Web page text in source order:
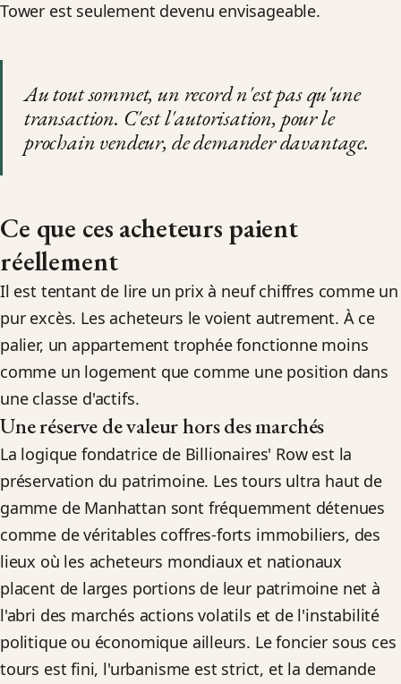
Tower est seulement devenu envisageable.
Au tout sommet, un record n'est pas qu'une
transaction. C'est l'autorisation, pour le
prochain vendeur, de demander davantage.
Ce que ces acheteurs paient
réellement
Il est tentant de lire un prix à neuf chiffres comme un
pur excès. Les acheteurs le voient autrement. À ce
palier, un appartement trophée fonctionne moins
comme un logement que comme une position dans
une classe d'actifs.
Une réserve de valeur hors des marchés
La logique fondatrice de Billionaires' Row est la
préservation du patrimoine. Les tours ultra haut de
gamme de Manhattan sont fréquemment détenues
comme de véritables coffres-forts immobiliers, des
lieux où les acheteurs mondiaux et nationaux
placent de larges portions de leur patrimoine net à
l'abri des marchés actions volatils et de l'instabilité
politique ou économique ailleurs. Le foncier sous ces
tours est fini, l'urbanisme est strict, et la demande